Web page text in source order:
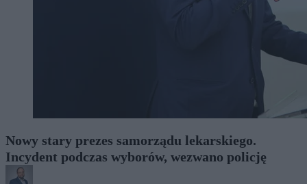
Nowy stary prezes samorządu lekarskiego.
Incydent podczas wyborów, wezwano policję